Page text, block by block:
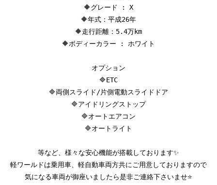
🔶グレード : X
🔶年式：平成26年
🔶走行距離：5.4万km
🔶ボディーカラー : ホワイト
オプション
🔷ETC
🔷両側スライド/片側電動スライドドア
🔷アイドリングストップ
🔷オートエアコン
🔷オートライト
等など、様々な安心機能が搭載しております✨
軽ワールドは乗用車、軽自動車両方共にご用意しておりますので
気になる車両が御座いましたら是非ご連絡下さいませ⭐